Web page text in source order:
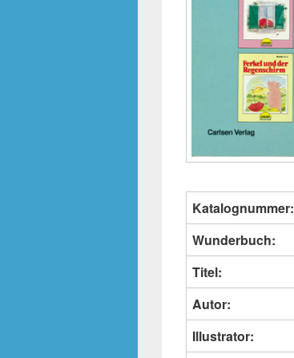
Katalognummer:
Wunderbuch:
Titel:
Autor:
Illustrator: